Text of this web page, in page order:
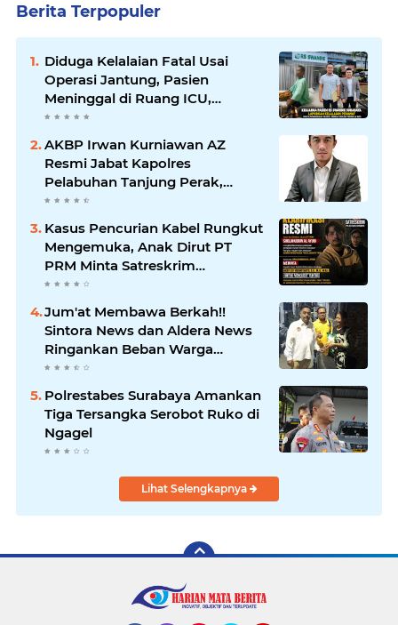
Berita Terpopuler
Diduga Kelalaian Fatal Usai
Operasi Jantung, Pasien
Meninggal di Ruang ICU,
Keluarga Tuntut RSUD dr.
Soewandhie Bertanggung
Jawab
AKBP Irwan Kurniawan AZ
Resmi Jabat Kapolres
Pelabuhan Tanjung Perak,
Pimpinan Redaksi
HarianMataBerita.com
Sampaikan Ucapan Selamat
Kasus Pencurian Kabel Rungkut
Mengemuka, Anak Dirut PT
PRM Minta Satreskrim
Polrestabes Surabaya Usut
Hingga Tuntas
Jum'at Membawa Berkah!!
Sintora News dan Aldera News
Ringankan Beban Warga
Bangkitkan Pelaku UMKM
Polrestabes Surabaya Amankan
Tiga Tersangka Serobot Ruko di
Ngagel
Lihat Selengkapnya